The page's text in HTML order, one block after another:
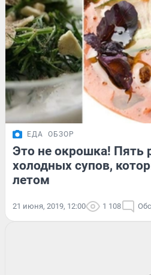
ЕДА ОБЗОР
Это не окрошка! Пять
холодных супов,
летом
21 июня, 2019, 12:00 1 108